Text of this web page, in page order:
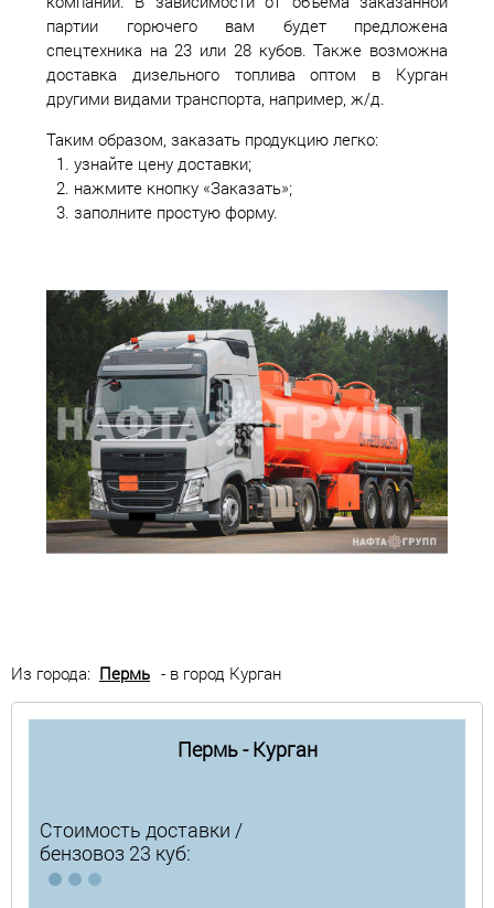
партии горючего вам будет предложена
спецтехника на 23 или 28 кубов. Также возможна
доставка дизельного топлива оптом в Курган
другими видами транспорта, например, ж/д.
Таким образом, заказать продукцию легко:
узнайте цену доставки;
нажмите кнопку «Заказать»;
заполните простую форму.
Из города: Пермь - в город Курган
Пермь - Курган
Стоимость доставки /
бензовоз 23 куб: